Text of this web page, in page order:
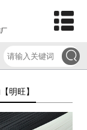
明旺】​